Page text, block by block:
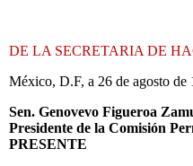
DE LA SECRETARIA DE
México, D.F, a 26 de agosto de
Sen. Genovevo Figueroa
Presidente de la Comisión
PRESENTE